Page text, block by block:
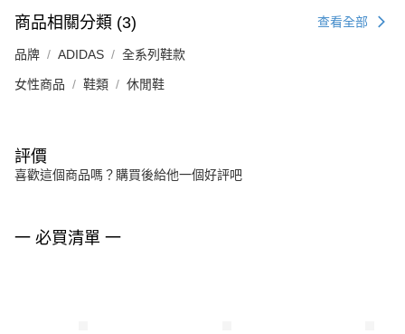
商品相關分類 (3) 查看全部
品牌 ADIDAS 全系列鞋款
女性商品 鞋類 休閒鞋
評價
喜歡這個商品嗎？購買後給他一個好評吧
一 必買清單 一